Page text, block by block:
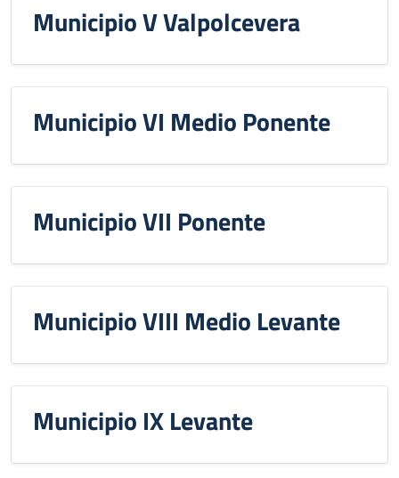
Municipio V Valpolcevera
Municipio VI Medio Ponente
Municipio VII Ponente
Municipio VIII Medio Levante
Municipio IX Levante